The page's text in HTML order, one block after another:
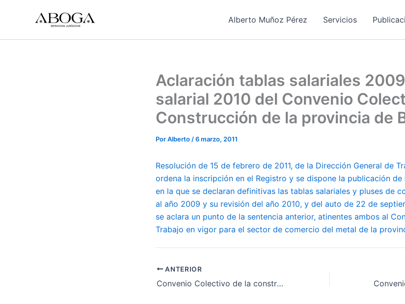
Alberto Muñoz Pérez Servicios
Aclaración tablas salariales
salarial 2010 del Convenio
Construcción de la provincia de
PorAlberto /6 marzo, 2011
Resolución de 15 de febrero de 2011, de la Dirección General de
ordena la inscripción en el Registro y se dispone la publicación de
en la que se declaran definitivas las tablas salariales y pluses de
al año 2009 y su revisión del año 2010, y del auto de 22 de
se aclara un punto de la sentencia anterior, atinentes ambos al
Trabajo en vigor para el sector de comercio del metal de la
ANTERIOR
Convenio Colectivo de la construcción de la provincia de Badajoz. Tablas salariales definitivas 2009 y 2010